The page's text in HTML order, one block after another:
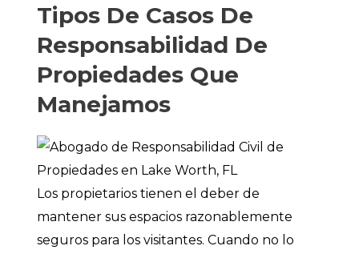
Tipos De Casos De
Responsabilidad De
Propiedades Que
Manejamos
Los propietarios tienen el deber de
mantener sus espacios razonablemente
seguros para los visitantes. Cuando no lo